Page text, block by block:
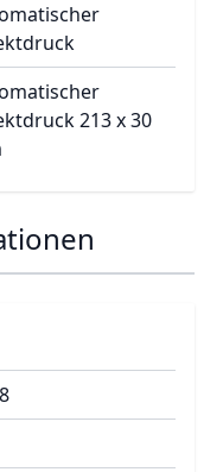
213 x 30